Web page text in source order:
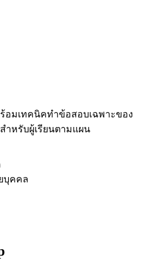
อมเทคนิคทำข้อสอบเฉพาะของ
ำหรับผู้เรียนตามแผน
บุคคล